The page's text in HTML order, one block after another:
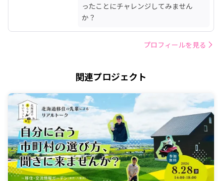
ったことにチャレンジしてみません
か？
プロフィールを見る
関連プロジェクト